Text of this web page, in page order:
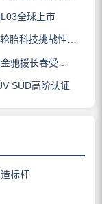
全球上市
技挑战性能边界
长春受灾门店
SÜD高阶认证
标杆